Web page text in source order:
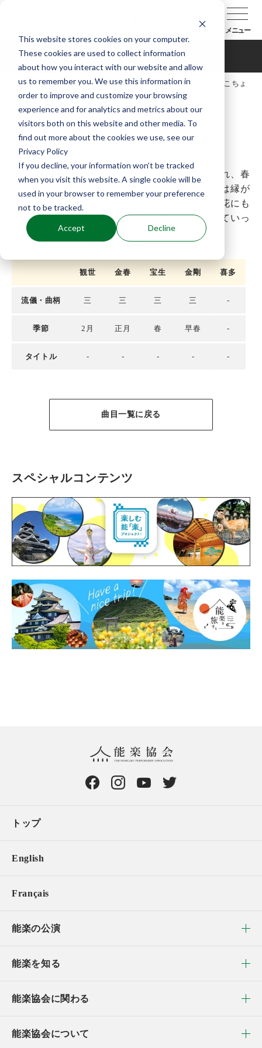
This website stores cookies on your computer.
These cookies are used to collect information
about how you interact with our website and allow
us to remember you. We use this information in
order to improve and customize your browsing
experience and for analytics and metrics about our
visitors both on this website and other media. To
find out more about the cookies we use, see our
Privacy Policy
If you decline, your information won’t be tracked
when you visit this website. A single cookie will be
used in your browser to remember your preference
not to be tracked.
Accept Decline
メニュー
胡蝶（こちょう）
TOP 能楽辞典 曲目データベース
胡蝶（こちょ
う）
旅の僧が梅の花を眺めていると、胡蝶の精が現れ、春
夏秋の花には戯れることができるが、梅の花には縁が
ないと嘆く。しかし、法華経の功力により梅の花にも
戯れる事ができ喜びの胡蝶の舞を舞い消え失せていっ
た。
観世 金春 宝生 金剛 喜多
流儀・曲柄 三 三 三 三 -
季節 2月 正月 春 早春 -
タイトル - - - - -
曲目一覧に戻る
スペシャルコンテンツ
トップ
English
Français
能楽の公演
能楽を知る
能楽協会に関わる
能楽協会について